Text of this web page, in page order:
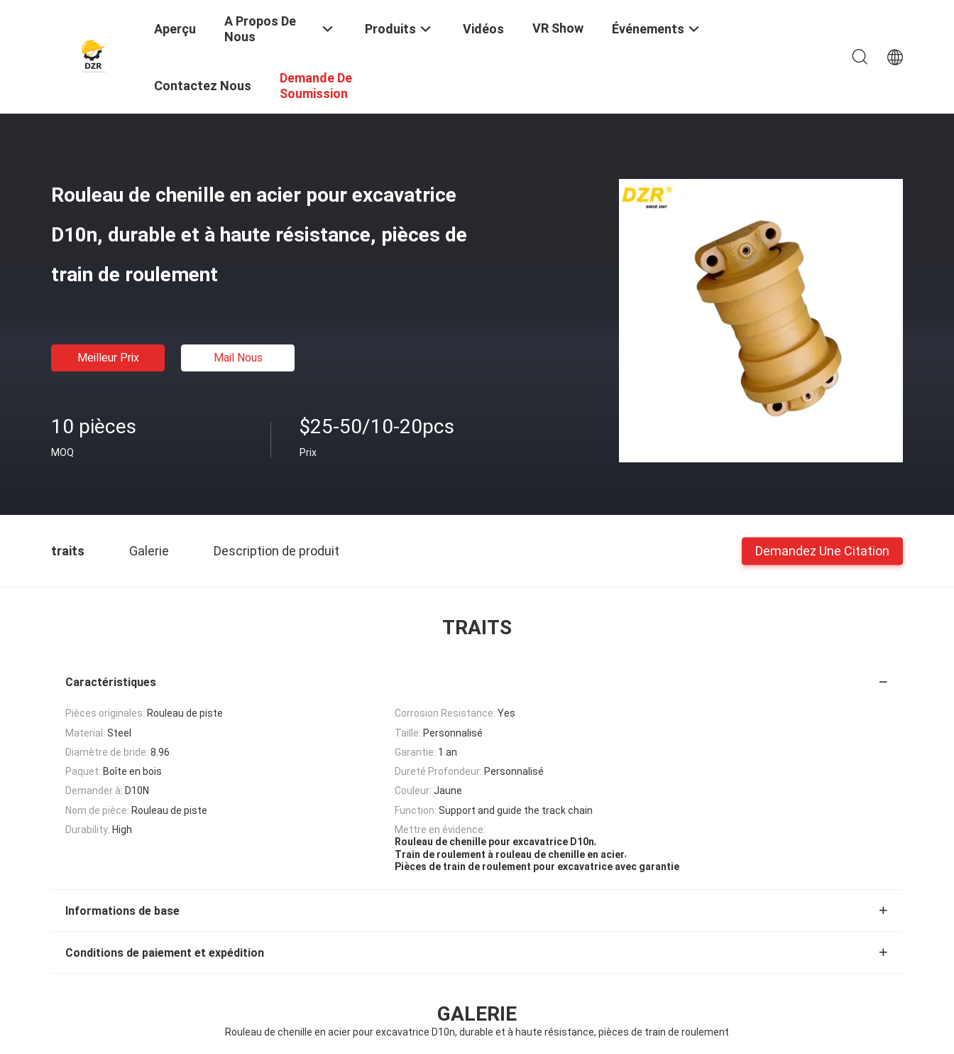
Aperçu
A Propos De
Nous
Produits Vidéos VR Show Événements
Contactez Nous
Demande De
Soumission
Rouleau De Chenille En Acier Pour Excavatrice D10n, Durable Et À Haute Résistance, Pièces De Train De Roulement
Rouleau de chenille en acier pour excavatrice
D10n, durable et à haute résistance, pièces de
train de roulement
Meilleur Prix Mail Nous
10 pièces
MOQ
$25-50/10-20pcs
Prix
traits Galerie Description de produit Demandez Une Citation
TRAITS
Caractéristiques
Pièces originales: Rouleau de piste Corrosion Resistance: Yes
Material: Steel Taille: Personnalisé
Diamètre de bride: 8.96 Garantie: 1 an
Paquet: Boîte en bois Dureté Profondeur: Personnalisé
Demander à: D10N Couleur: Jaune
Nom de pièce: Rouleau de piste Function: Support and guide the track chain
Durability: High
Mettre en évidence:
Rouleau de chenille pour excavatrice D10n,
Train de roulement à rouleau de chenille en acier,
Pièces de train de roulement pour excavatrice avec garantie
Informations de base
Conditions de paiement et expédition
GALERIE
Rouleau de chenille en acier pour excavatrice D10n, durable et à haute résistance, pièces de train de roulement